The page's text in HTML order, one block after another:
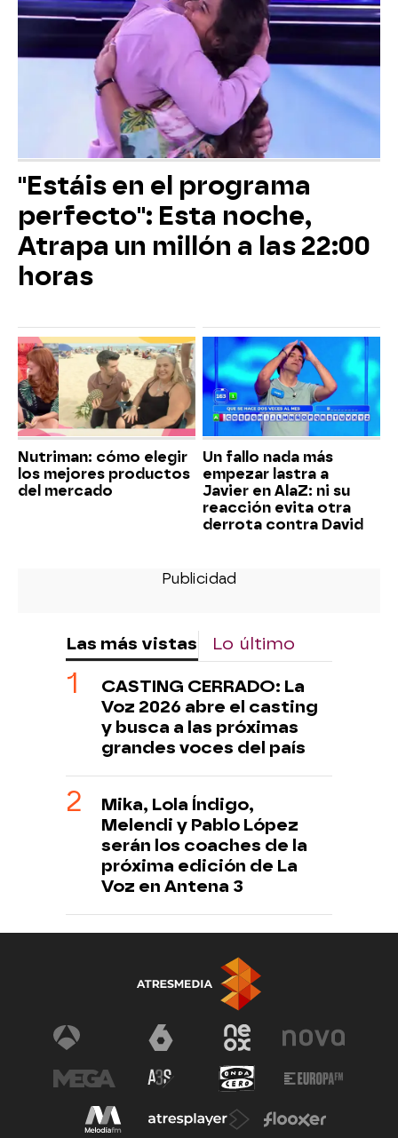
"Estáis en el programa
perfecto": Esta noche,
Atrapa un millón a las 22:00
horas
Nutriman: cómo elegir
los mejores productos
del mercado
Un fallo nada más
empezar lastra a
Javier en AlaZ: ni su
reacción evita otra
derrota contra David
Las más vistas Lo último
CASTING CERRADO: La
Voz 2026 abre el casting
y busca a las próximas
grandes voces del país
Mika, Lola Índigo,
Melendi y Pablo López
serán los coaches de la
próxima edición de La
Voz en Antena 3